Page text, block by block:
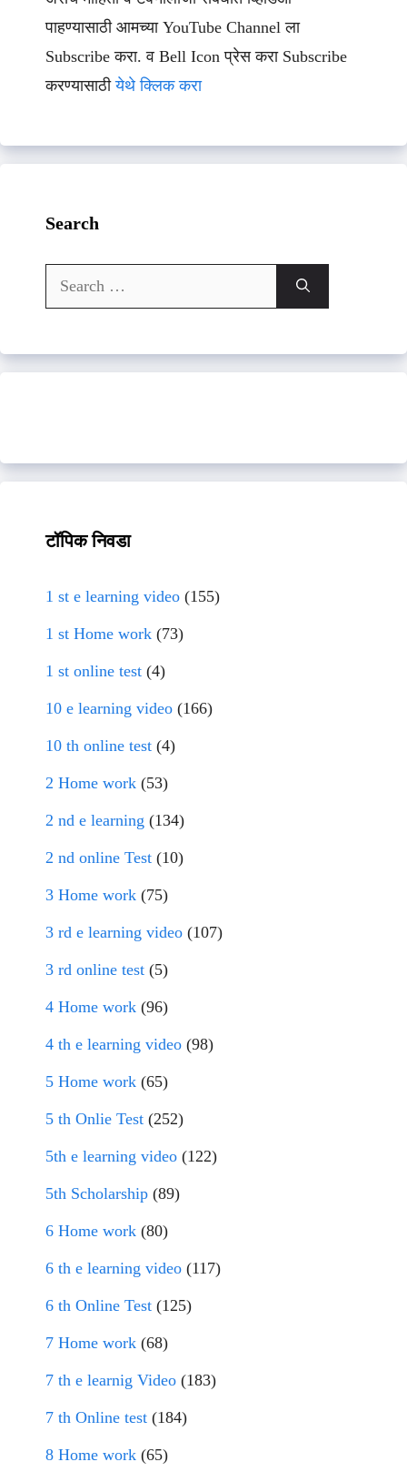
पाहण्यासाठी आमच्या YouTube Channel ला
Subscribe करा. व Bell Icon प्रेस करा Subscribe
करण्यासाठीयेथे क्लिक करा
Search
Search
for:
टॉपिक निवडा
1 st e learning video (155)
1 st Home work (73)
1 st online test (4)
10 e learning video (166)
10 th online test (4)
2 Home work (53)
2 nd e learning (134)
2 nd online Test (10)
3 Home work (75)
3 rd e learning video (107)
3 rd online test (5)
4 Home work (96)
4 th e learning video (98)
5 Home work (65)
5 th Onlie Test (252)
5th e learning video (122)
5th Scholarship (89)
6 Home work (80)
6 th e learning video (117)
6 th Online Test (125)
7 Home work (68)
7 th e learnig Video (183)
7 th Online test (184)
8 Home work (65)